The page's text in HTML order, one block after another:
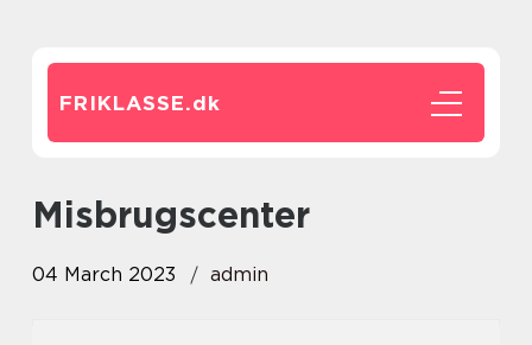
FRIKLASSE.dk
Misbrugscenter
04 March 2023 admin